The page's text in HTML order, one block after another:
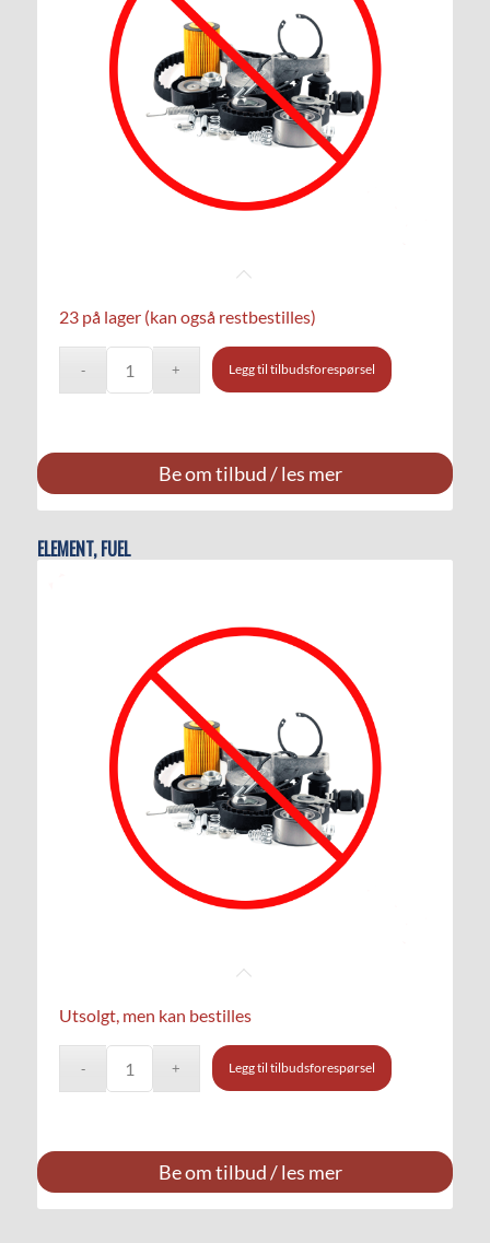
23 på lager (kan også restbestilles)
Legg til tilbudsforespørsel
Be om tilbud / les mer
ELEMENT, FUEL
Utsolgt, men kan bestilles
Legg til tilbudsforespørsel
Be om tilbud / les mer